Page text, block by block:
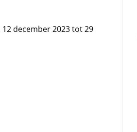
december 2023 tot 29